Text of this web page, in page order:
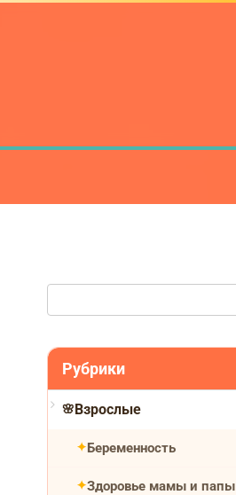
Рубрики
Взрослые
Беременность
Здоровье мамы и папы